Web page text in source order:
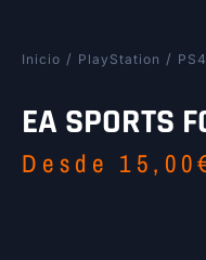
Inicio / PlayStation / PS4
EA SPORTS
Desde 15,00